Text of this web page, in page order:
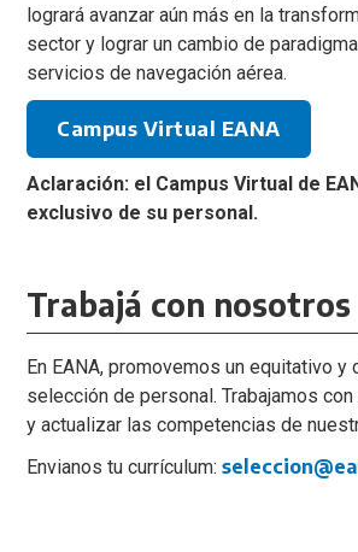
logrará avanzar aún más en la
sector y lograr un cambio de
servicios de navegación aérea.
Campus Virtual EANA
Aclaración: el Campus Virtual de
exclusivo de su personal.
Trabajá con nosotros
En EANA, promovemos un equitativo
selección de personal. Trabajamos
y actualizar las competencias de
Envianos tu currículum: